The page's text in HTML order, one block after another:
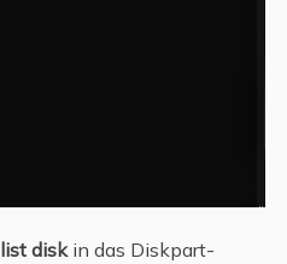
list diskin das Diskpart-